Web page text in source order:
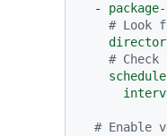
-
# Look
#
# Enable